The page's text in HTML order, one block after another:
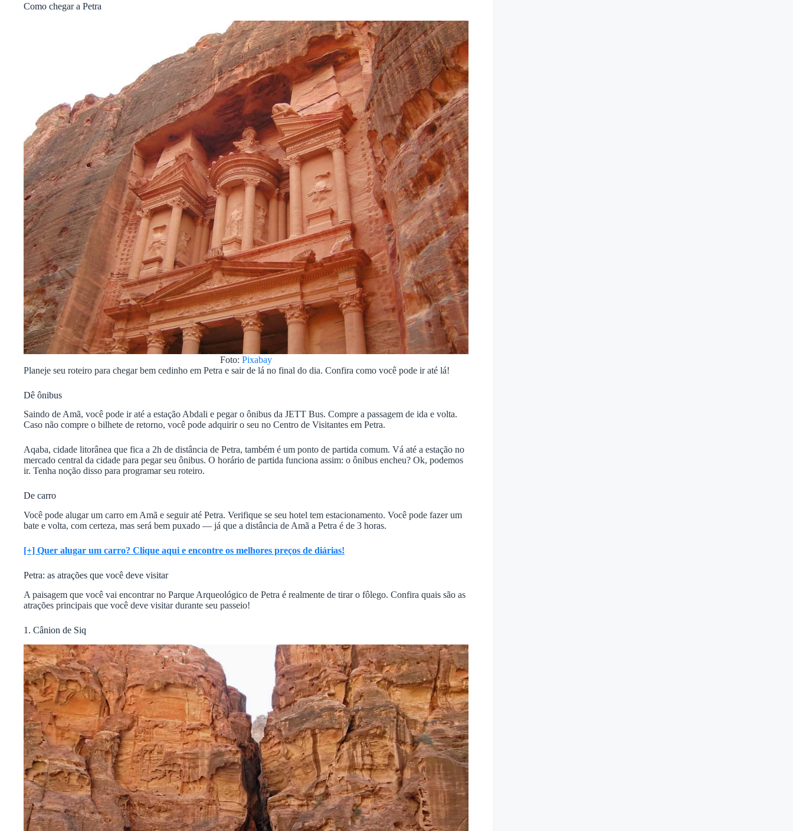
Como chegar a Petra
Foto:Pixabay
Planeje seu roteiro para chegar bem cedinho em Petra e sair de lá no final do dia. Confira como você pode ir até lá!
Dê ônibus
Saindo de Amã, você pode ir até a estação Abdali e pegar o ônibus da JETT Bus. Compre a passagem de ida e volta.
Caso não compre o bilhete de retorno, você pode adquirir o seu no Centro de Visitantes em Petra.
Aqaba, cidade litorânea que fica a 2h de distância de Petra, também é um ponto de partida comum. Vá até a estação no
mercado central da cidade para pegar seu ônibus. O horário de partida funciona assim: o ônibus encheu? Ok, podemos
ir. Tenha noção disso para programar seu roteiro.
De carro
Você pode alugar um carro em Amã e seguir até Petra. Verifique se seu hotel tem estacionamento. Você pode fazer um
bate e volta, com certeza, mas será bem puxado — já que a distância de Amã a Petra é de 3 horas.
[+] Quer alugar um carro? Clique aqui e encontre os melhores preços de diárias!
Petra: as atrações que você deve visitar
A paisagem que você vai encontrar no Parque Arqueológico de Petra é realmente de tirar o fôlego. Confira quais são as
atrações principais que você deve visitar durante seu passeio!
1. Cânion de Siq